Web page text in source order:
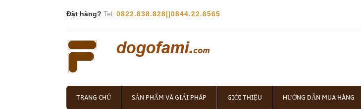
Đặt hàng? Tel:0822.838.828||0844.22.6565
TRANG CHỦ SẢN PHẨM VÀ GIẢI PHÁP GIỚI THIỆU HƯỚNG DẪN MUA HÀNG